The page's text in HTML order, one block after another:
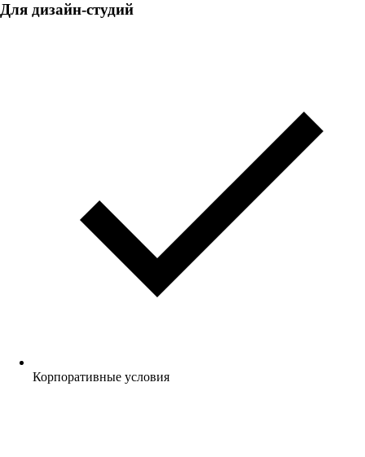
Для дизайн-студий
Корпоративные условия